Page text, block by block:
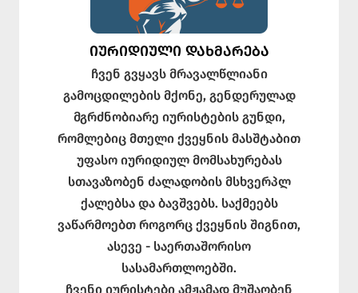
ᲘᲣᲠᲘᲓᲘᲣᲚᲘ ᲓᲐᲮᲛᲐᲠᲔᲑᲐ
ჩვენ გვყავს მრავალწლიანი
გამოცდილების მქონე, გენდერულად
მგრძნობიარე იურისტების გუნდი,
რომლებიც მთელი ქვეყნის მასშტაბით
უფასო იურიდიულ მომსახურებას
სთავაზობენ ძალადობის მსხვერპლ
ქალებსა და ბავშვებს. საქმეებს
ვაწარმოებთ როგორც ქვეყნის შიგნით,
ასევე - საერთაშორისო
სასამართლოებში.
ჩვენი იურისტები ამჟამად მუშაობენ